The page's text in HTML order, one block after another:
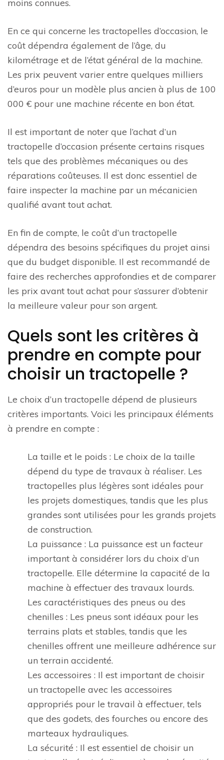
moins connues.
En ce qui concerne les tractopelles d’occasion, le
coût dépendra également de l’âge, du
kilométrage et de l’état général de la machine.
Les prix peuvent varier entre quelques milliers
d’euros pour un modèle plus ancien à plus de 100
000 € pour une machine récente en bon état.
Il est important de noter que l’achat d’un
tractopelle d’occasion présente certains risques
tels que des problèmes mécaniques ou des
réparations coûteuses. Il est donc essentiel de
faire inspecter la machine par un mécanicien
qualifié avant tout achat.
En fin de compte, le coût d’un tractopelle
dépendra des besoins spécifiques du projet ainsi
que du budget disponible. Il est recommandé de
faire des recherches approfondies et de comparer
les prix avant tout achat pour s’assurer d’obtenir
la meilleure valeur pour son argent.
Quels sont les critères à
prendre en compte pour
choisir un tractopelle ?
Le choix d’un tractopelle dépend de plusieurs
critères importants. Voici les principaux éléments
à prendre en compte :
La taille et le poids : Le choix de la taille
dépend du type de travaux à réaliser. Les
tractopelles plus légères sont idéales pour
les projets domestiques, tandis que les plus
grandes sont utilisées pour les grands projets
de construction.
La puissance : La puissance est un facteur
important à considérer lors du choix d’un
tractopelle. Elle détermine la capacité de la
machine à effectuer des travaux lourds.
Les caractéristiques des pneus ou des
chenilles : Les pneus sont idéaux pour les
terrains plats et stables, tandis que les
chenilles offrent une meilleure adhérence sur
un terrain accidenté.
Les accessoires : Il est important de choisir
un tractopelle avec les accessoires
appropriés pour le travail à effectuer, tels
que des godets, des fourches ou encore des
marteaux hydrauliques.
La sécurité : Il est essentiel de choisir un